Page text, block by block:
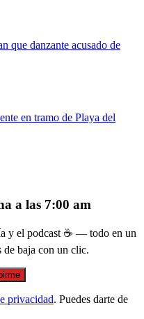
que danzante acusado de
en tramo de Playa del
a las 7:00 am
y el podcast ☕ — todo en un
de baja con un clic.
privacidad. Puedes darte de